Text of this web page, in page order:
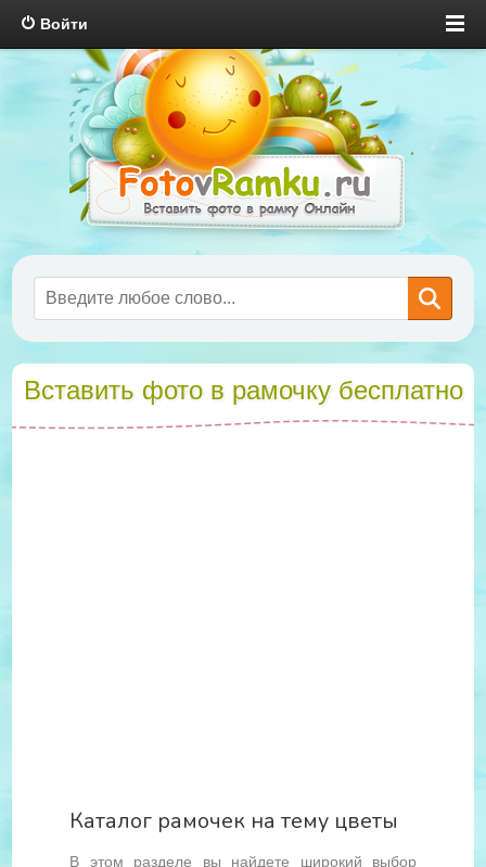
Войти
Вставить фото в рамочку бесплатно
Каталог рамочек на тему цветы
В этом разделе вы найдете широкий выбор